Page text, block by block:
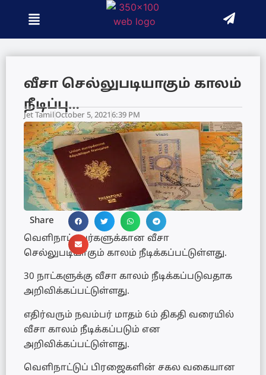
வீசா செல்லுபடியாகும் காலம்
நீடிப்பு…
Jet TamilOctober 5, 20216:39 PM
Share
வெளிநாட்டவர்களுக்கான வீசா
செல்லுபடியாகும் காலம் நீடிக்கப்பட்டுள்ளது.
30 நாட்களுக்கு வீசா காலம் நீடிக்கப்படுவதாக
அறிவிக்கப்பட்டுள்ளது.
எதிர்வரும் நவம்பர் மாதம் 6ம் திகதி வரையில்
வீசா காலம் நீடிக்கப்படும் என
அறிவிக்கப்பட்டுள்ளது.
வெளிநாட்டுப் பிரஜைகளின் சகல வகையான